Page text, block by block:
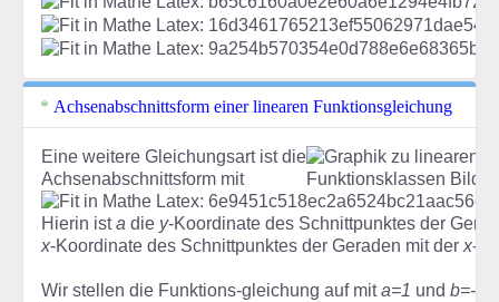
Achsenabschnittsform einer linearen Funktionsgleichung
Eine weitere Gleichungsart ist die
Achsenabschnittsform mit
Hierin ista die y-Koordinate des Schnittpunktes der
x-Koordinate des Schnittpunktes der Geraden mit der x-
Wir stellen die Funktions-gleichung auf mita=1 und b=-2